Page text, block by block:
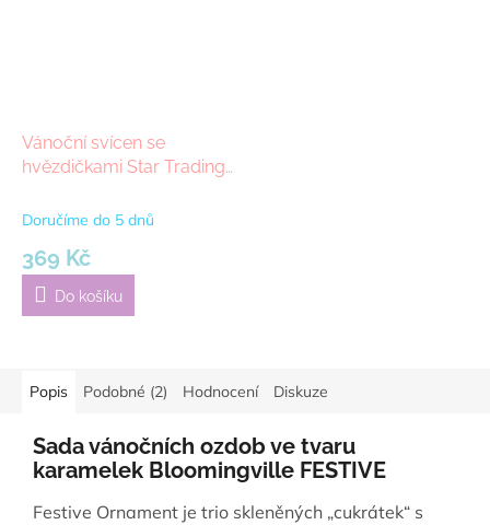
Vánoční svícen se
hvězdičkami Star Trading
Doručíme do 5 dnů
369 Kč
Do košíku
Popis Podobné (2) Hodnocení Diskuze
Sada vánočních ozdob ve tvaru
karamelek Bloomingville FESTIVE
Festive Ornament je trio skleněných „cukrátek“ s